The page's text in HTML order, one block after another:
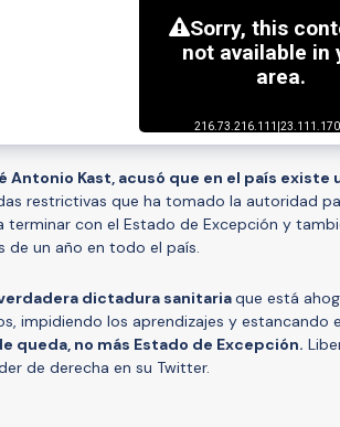
Antonio Kast, acusó que en el país existe
restrictivas que ha tomado la autoridad
terminar con el Estado de Excepción y
de un año en todo el país.
dictadura sanitariaque está
impidiendo los aprendizajes y estancando
queda, no más Estado de Excepción.
de derecha en su Twitter.